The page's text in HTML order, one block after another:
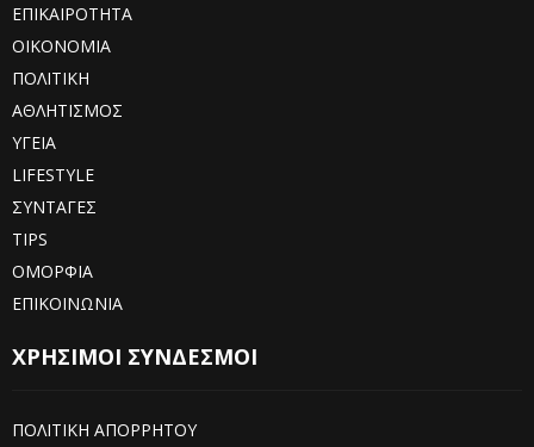
ΕΠΙΚΑΙΡΟΤΗΤΑ
ΟΙΚΟΝΟΜΙΑ
ΠΟΛΙΤΙΚΗ
ΑΘΛΗΤΙΣΜΟΣ
ΥΓΕΙΑ
LIFESTYLE
ΣΥΝΤΑΓΕΣ
TIPS
ΟΜΟΡΦΙΑ
ΕΠΙΚΟΙΝΩΝΙΑ
ΧΡΗΣΙΜΟΙ ΣΥΝΔΕΣΜΟΙ
ΠΟΛΙΤΙΚΗ ΑΠΟΡΡΗΤΟΥ